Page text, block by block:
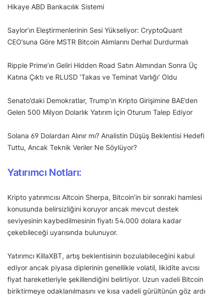
Hikaye ABD Bankacılık Sistemi
Saylor’ın Eleştirmenlerinin Sesi Yükseliyor: CryptoQuant
CEO’suna Göre MSTR Bitcoin Alımlarını Derhal Durdurmalı
Ripple Prime’ın Geliri Hidden Road Satın Alımından Sonra Üç
Katına Çıktı ve RLUSD ‘Takas ve Teminat Varlığı’ Oldu
Senato’daki Demokratlar, Trump’ın Kripto Girişimine BAE’den
Gelen 500 Milyon Dolarlık Yatırım İçin Oturum Talep Ediyor
Solana 69 Dolardan Alınır mı? Analistin Düşüş Beklentisi Hedefi
Tuttu, Ancak Teknik Veriler Ne Söylüyor?
Yatırımcı Notları:
Kripto yatırımcısı Altcoin Sherpa, Bitcoin’in bir sonraki hamlesi
konusunda belirsizliğini koruyor ancak mevcut destek
seviyesinin kaybedilmesinin fiyatı 54.000 dolara kadar
çekebileceği uyarısında bulunuyor.
Yatırımcı KillaXBT, artış beklentisinin bozulabileceğini kabul
ediyor ancak piyasa diplerinin genellikle volatil, likidite avcısı
fiyat hareketleriyle şekillendiğini belirtiyor. Uzun vadeli Bitcoin
biriktirmeye odaklanılmasını ve kısa vadeli gürültünün göz ardı